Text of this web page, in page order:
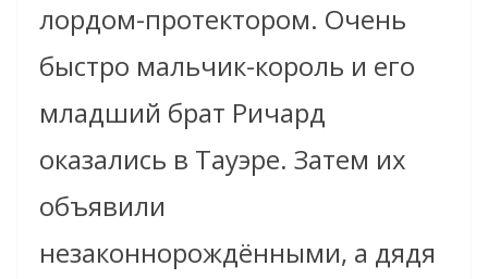
лордом-протектором. Очень
быстро мальчик-король и его
младший брат Ричард
оказались в Тауэре. Затем их
объявили
незаконнорождёнными, а дядя